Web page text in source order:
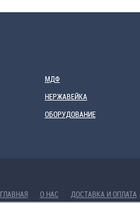
МДФ
НЕРЖАВЕЙКА
ОБОРУДОВАНИЕ
ГЛАВНАЯ О НАС ДОСТАВКА И ОПЛАТА